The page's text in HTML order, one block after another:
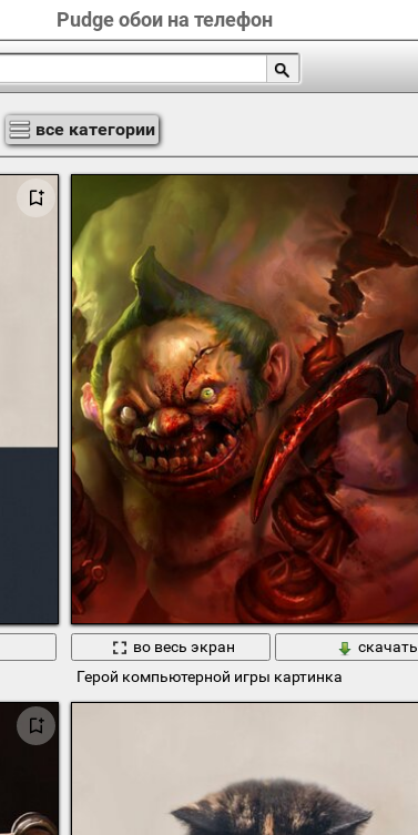
Pudge обои на телефон
все категории
во весь экран
скачать
Герой компьютерной игры картинка